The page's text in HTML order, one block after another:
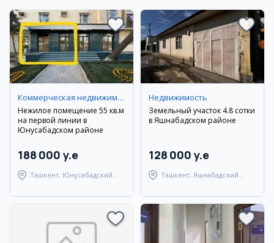
Коммерческая недвижимость
Нежилое помещение 55 кв.м
на первой линии в
Юнусабадском районе
188 000 y.e
Ташкент, Юнусабадский
Недвижимость
Земельный участок 4.8 сотки
в Яшнабадском районе
128 000 y.e
Ташкент, Яшнабадский